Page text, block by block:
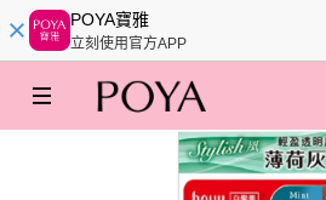
POYA寶雅
立刻使用官方APP